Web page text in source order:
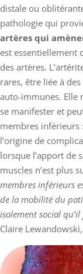
distale ou
pathologie qui
artères qui
est essentiellement
des artères.
rares, être liée à
auto-immunes. Elle
se manifester et
membres inférieurs :
l’origine de
lorsque l’apport de
muscles n’est plus
membres inférieurs
de la mobilité du
isolement social
Claire